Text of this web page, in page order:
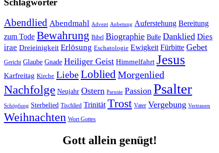
Schlagwörter
Abendlied Abendmahl Advent Anbetung Auferstehung Bereitung
zum Tode Bewahrung Bibel Biographie Buße Danklied Dies
irae Dreieinigkeit Erlösung Eschatologie Ewigkeit Fürbitte Gebet
Gericht Glaube Gnade Heiliger Geist Himmelfahrt Jesus
Karfreitag Kirche LiebeLobliedMorgenlied
Nachfolge Neujahr Ostern Parusie Passion Psalter
Schöpfung Sterbelied Tischlied Trinität Trost Vater Vergebung Vertrauen
Weihnachten Wort Gottes
Gott allein genügt!